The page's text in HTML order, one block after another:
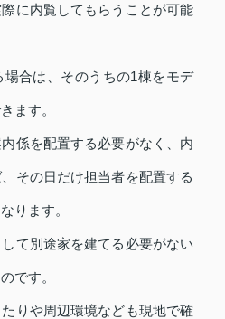
に内覧してもらうことが可能
合は、そのうちの1棟をモデ
ます。
係を配置する必要がなく、内
その日だけ担当者を配置する
ります。
て別途家を建てる必要がない
です。
りや周辺環境なども現地で確